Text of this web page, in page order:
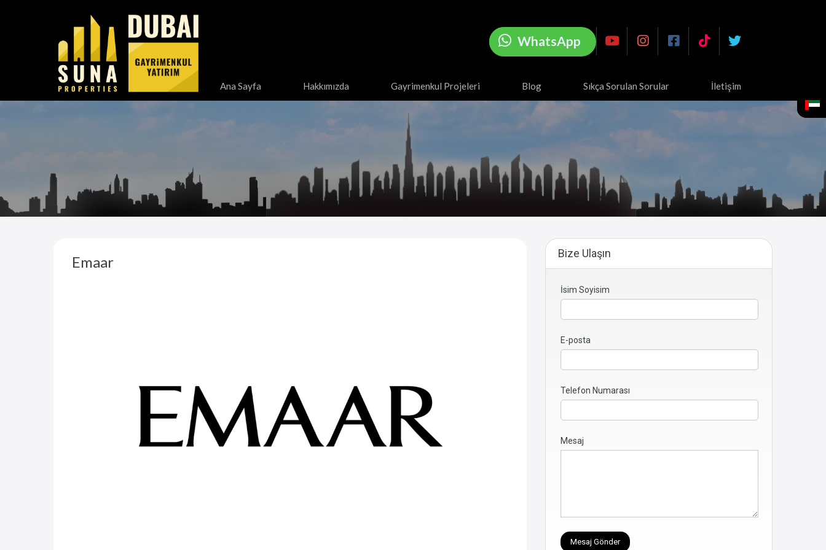
WhatsApp
Ana Sayfa Hakkımızda Gayrimenkul Projeleri Blog Sıkça Sorulan Sorular İletişim
Emaar Bize Ulaşın
İsim Soyisim
E-posta
Telefon Numarası
Mesaj